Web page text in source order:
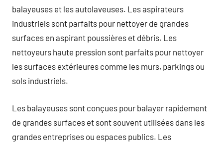
balayeuses et les autolaveuses. Les aspirateurs
industriels sont parfaits pour nettoyer de grandes
surfaces en aspirant poussières et débris. Les
nettoyeurs haute pression sont parfaits pour nettoyer
les surfaces extérieures comme les murs, parkings ou
sols industriels.
Les balayeuses sont conçues pour balayer rapidement
de grandes surfaces et sont souvent utilisées dans les
grandes entreprises ou espaces publics. Les